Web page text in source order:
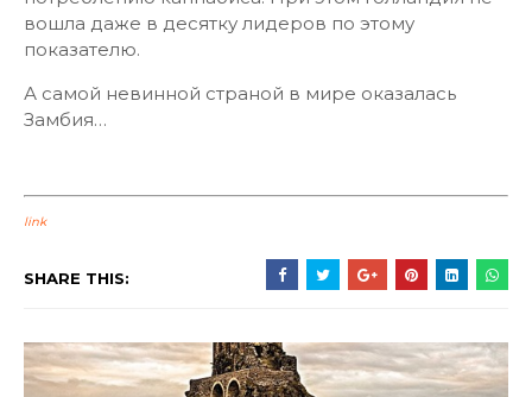
вошла даже в десятку лидеров по этому
показателю.
А самой невинной страной в мире оказалась
Замбия…
link
SHARE THIS: